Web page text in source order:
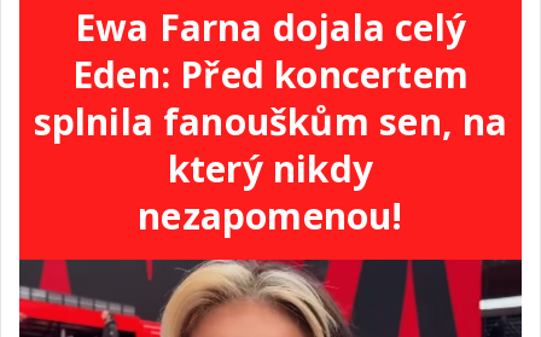
Ewa Farna dojala celý
Eden: Před koncertem
splnila fanouškům sen, na
který nikdy
nezapomenou!